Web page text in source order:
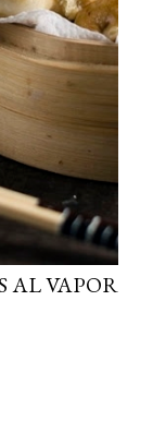
AL VAPOR